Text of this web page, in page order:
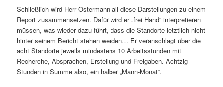
Schließlich wird Herr Ostermann all diese Darstellungen zu einem
Report zusammensetzen. Dafür wird er „frei Hand“ interpretieren
müssen, was wieder dazu führt, dass die Standorte letztlich nicht
hinter seinem Bericht stehen werden… Er veranschlagt über die
acht Standorte jeweils mindestens 10 Arbeitsstunden mit
Recherche, Absprachen, Erstellung und Freigaben. Achtzig
Stunden in Summe also, ein halber „Mann-Monat“.